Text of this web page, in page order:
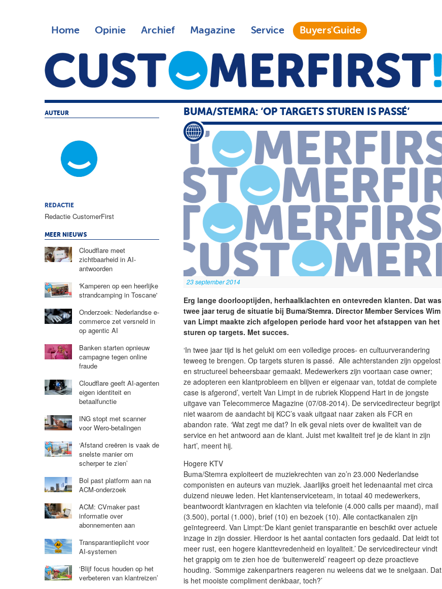
Home Opinie Archief Magazine Service Buyers'Guide
BUMA/STEMRA: ‘OP TARGETS STUREN IS PASSÉ’
23 september 2014
Erg lange doorlooptijden, herhaalklachten en ontevreden klanten. Dat was
twee jaar terug de situatie bij Buma/Stemra. Director Member Services Wim
van Limpt maakte zich afgelopen periode hard voor het afstappen van het
sturen op targets. Met succes.
‘In twee jaar tijd is het gelukt om een volledige proces- en cultuurverandering
teweeg te brengen. Op targets sturen is passé. Alle achterstanden zijn opgelost
en structureel beheersbaar gemaakt. Medewerkers zijn voortaan case owner;
ze adopteren een klantprobleem en blijven er eigenaar van, totdat de complete
case is afgerond’, vertelt Van Limpt in de rubriek Kloppend Hart in de jongste
uitgave van Telecommerce Magazine (07/08-2014). De servicedirecteur begrijpt
niet waarom de aandacht bij KCC’s vaak uitgaat naar zaken als FCR en
abandon rate. ‘Wat zegt me dat? In elk geval niets over de kwaliteit van de
service en het antwoord aan de klant. Juist met kwaliteit tref je de klant in zijn
hart’, meent hij.
Hogere KTV
Buma/Stemra exploiteert de muziekrechten van zo’n 23.000 Nederlandse
componisten en auteurs van muziek. Jaarlijks groeit het ledenaantal met circa
duizend nieuwe leden. Het klantenserviceteam, in totaal 40 medewerkers,
beantwoordt klantvragen en klachten via telefonie (4.000 calls per maand), mail
(3.500), portal (1.000), brief (10) en bezoek (10). Alle contactkanalen zijn
geïntegreerd. Van Limpt:‘De klant geniet transparantie en beschikt over actuele
inzage in zijn dossier. Hierdoor is het aantal contacten fors gedaald. Dat leidt tot
meer rust, een hogere klanttevredenheid en loyaliteit.’ De servicedirecteur vindt
het grappig om te zien hoe de ‘buitenwereld’ reageert op deze proactieve
houding. ‘Sommige zakenpartners reageren nu weleens dat we te snelgaan. Dat
is het mooiste compliment denkbaar, toch?’
AUTEUR
REDACTIE
Redactie CustomerFirst
MEER NIEUWS
Cloudflare meet
zichtbaarheid in AI-
antwoorden
'Kamperen op een heerlijke
strandcamping in Toscane'
Onderzoek: Nederlandse e-
commerce zet versneld in
op agentic AI
Banken starten opnieuw
campagne tegen online
fraude
Cloudflare geeft AI-agenten
eigen identiteit en
betaalfunctie
ING stopt met scanner
voor Wero-betalingen
‘Afstand creëren is vaak de
snelste manier om
scherper te zien’
Bol past platform aan na
ACM-onderzoek
ACM: CVmaker past
informatie over
abonnementen aan
Transparantieplicht voor
AI-systemen
‘Blijf focus houden op het
verbeteren van klantreizen’